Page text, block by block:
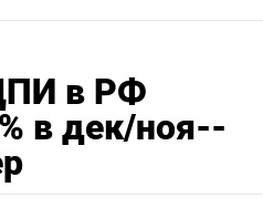
в РФ
в дек/ноя--